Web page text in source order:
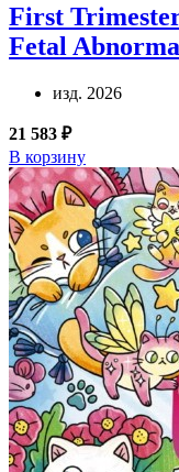
First
Fetal
изд. 2026
21 583 ₽
В корзину